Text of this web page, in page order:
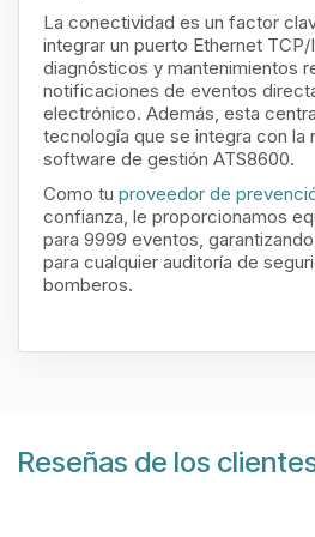
La conectividad es un factor
integrar un puerto Ethernet
diagnósticos y mantenimientos
notificaciones de eventos
electrónico. Además, esta
tecnología que se integra con la
software de gestión ATS8600.
Como tu proveedor de
confianza, le proporcionamos
para 9999 eventos,
para cualquier auditoría de
bomberos.
Reseñas de los